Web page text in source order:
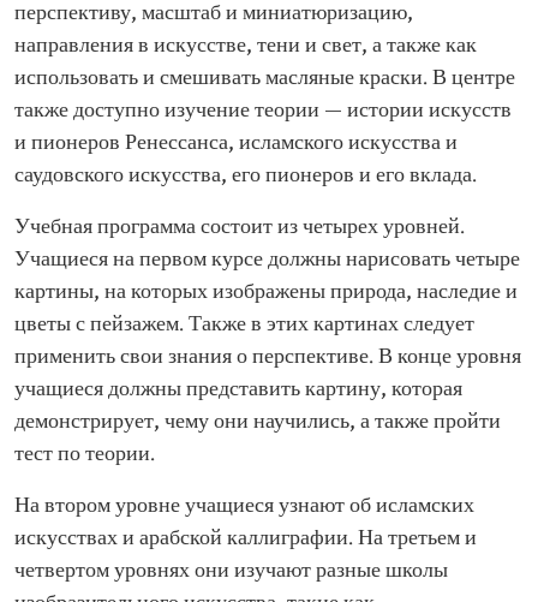
перспективу, масштаб и миниатюризацию,
направления в искусстве, тени и свет, а также как
использовать и смешивать масляные краски. В центре
также доступно изучение теории — истории искусств
и пионеров Ренессанса, исламского искусства и
саудовского искусства, его пионеров и его вклада.
Учебная программа состоит из четырех уровней.
Учащиеся на первом курсе должны нарисовать четыре
картины, на которых изображены природа, наследие и
цветы с пейзажем. Также в этих картинах следует
применить свои знания о перспективе. В конце уровня
учащиеся должны представить картину, которая
демонстрирует, чему они научились, а также пройти
тест по теории.
На втором уровне учащиеся узнают об исламских
искусствах и арабской каллиграфии. На третьем и
четвертом уровнях они изучают разные школы